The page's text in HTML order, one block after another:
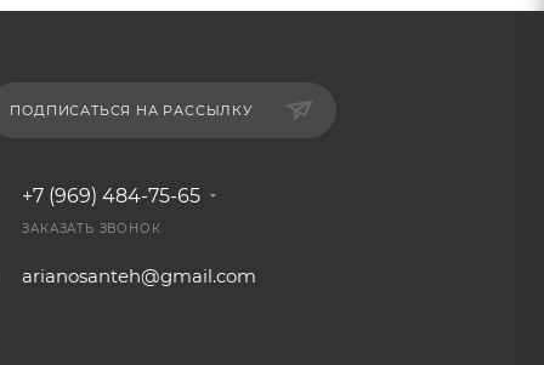
ПОДПИСАТЬСЯ НА РАССЫЛКУ
+7 (969) 484-75-65
ЗАКАЗАТЬ ЗВОНОК
arianosanteh@gmail.com